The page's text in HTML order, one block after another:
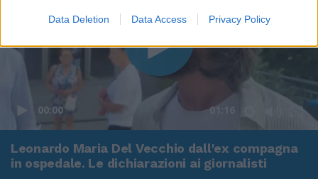
Data Deletion Data Access Privacy Policy
00:00 01:16
Leonardo Maria Del Vecchio dall'ex compagna
in ospedale. Le dichiarazioni ai giornalisti